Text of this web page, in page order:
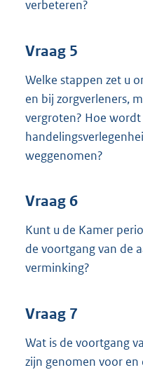
verbeteren?
Vraag 5
Welke stappen zet u
en bij zorgverleners,
vergroten? Hoe
weggenomen?
Vraag 6
Kunt u de Kamer
de voortgang van de
verminking?
Vraag 7
Wat is de voortgang
zijn genomen voor